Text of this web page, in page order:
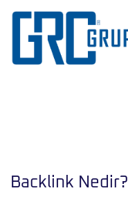
Backlink Nedir?